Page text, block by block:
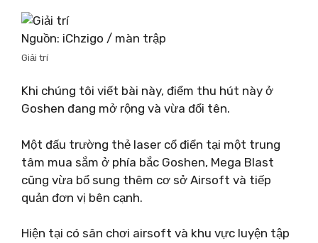
Nguồn: iChzigo / màn trập
Giải trí
Khi chúng tôi viết bài này, điểm thu hút này ở
Goshen đang mở rộng và vừa đổi tên.
Một đấu trường thẻ laser cổ điển tại một trung
tâm mua sắm ở phía bắc Goshen, Mega Blast
cũng vừa bổ sung thêm cơ sở Airsoft và tiếp
quản đơn vị bên cạnh.
Hiện tại có sân chơi airsoft và khu vực luyện tập